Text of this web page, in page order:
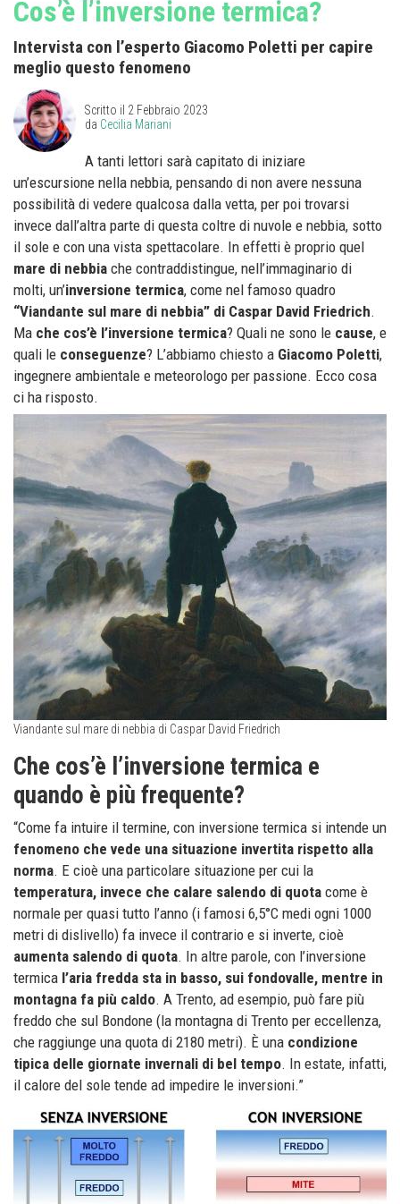
Cos’è l’inversione termica?
Intervista con l’esperto Giacomo Poletti per capire
meglio questo fenomeno
Scritto il 2 Febbraio 2023
da Cecilia Mariani
A tanti lettori sarà capitato di iniziare
un’escursione nella nebbia, pensando di non avere nessuna
possibilità di vedere qualcosa dalla vetta, per poi trovarsi
invece dall’altra parte di questa coltre di nuvole e nebbia, sotto
il sole e con una vista spettacolare. In effetti è proprio quel
mare di nebbia che contraddistingue, nell’immaginario di
molti, un’inversione termica, come nel famoso quadro
“Viandante sul mare di nebbia” di Caspar David Friedrich.
Ma che cos’è l’inversione termica? Quali ne sono le cause, e
quali le conseguenze? L’abbiamo chiesto a Giacomo Poletti,
ingegnere ambientale e meteorologo per passione. Ecco cosa
ci ha risposto.
Viandante sul mare di nebbia di Caspar David Friedrich
Che cos’è l’inversione termica e
quando è più frequente?
“Come fa intuire il termine, con inversione termica si intende un
fenomeno che vede una situazione invertita rispetto alla
norma. E cioè una particolare situazione per cui la
temperatura, invece che calare salendo di quota come è
normale per quasi tutto l’anno (i famosi 6,5°C medi ogni 1000
metri di dislivello) fa invece il contrario e si inverte, cioè
aumenta salendo di quota. In altre parole, con l’inversione
termica l’aria fredda sta in basso, sui fondovalle, mentre in
montagna fa più caldo. A Trento, ad esempio, può fare più
freddo che sul Bondone (la montagna di Trento per eccellenza,
che raggiunge una quota di 2180 metri). È una condizione
tipica delle giornate invernali di bel tempo. In estate, infatti,
il calore del sole tende ad impedire le inversioni.”